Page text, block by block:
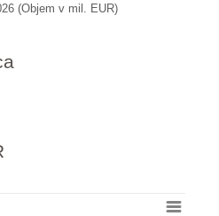
(Objem v mil. EUR)